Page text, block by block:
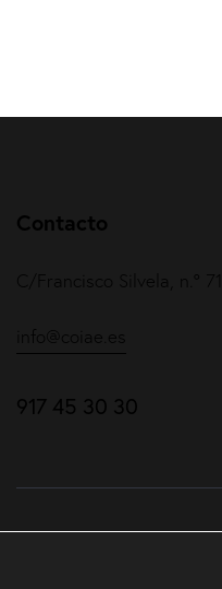
Contacto
C/Francisco Silvela, n.º
info@coiae.es
917 45 30 30
COIAE© 2026. Todos los